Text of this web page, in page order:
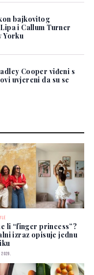
bajkovitog
i Callum Turner
Yorku
Cooper viđeni s
uvjereni da su se
li “finger princess”?
izraz opisuje jednu
2026.